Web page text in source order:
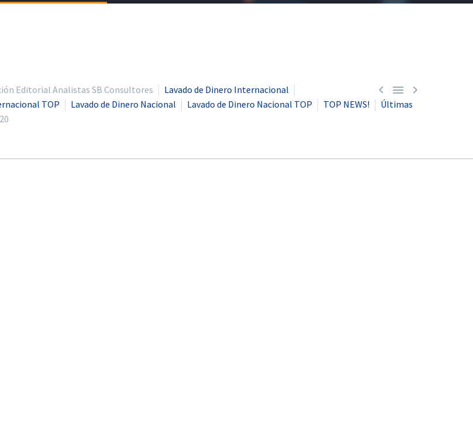
  
Editorial Analistas SB Consultores
Lavado de Dinero Internacional
TOP
Lavado de Dinero Nacional Lavado de Dinero Nacional TOP TOP NEWS!
Últimas